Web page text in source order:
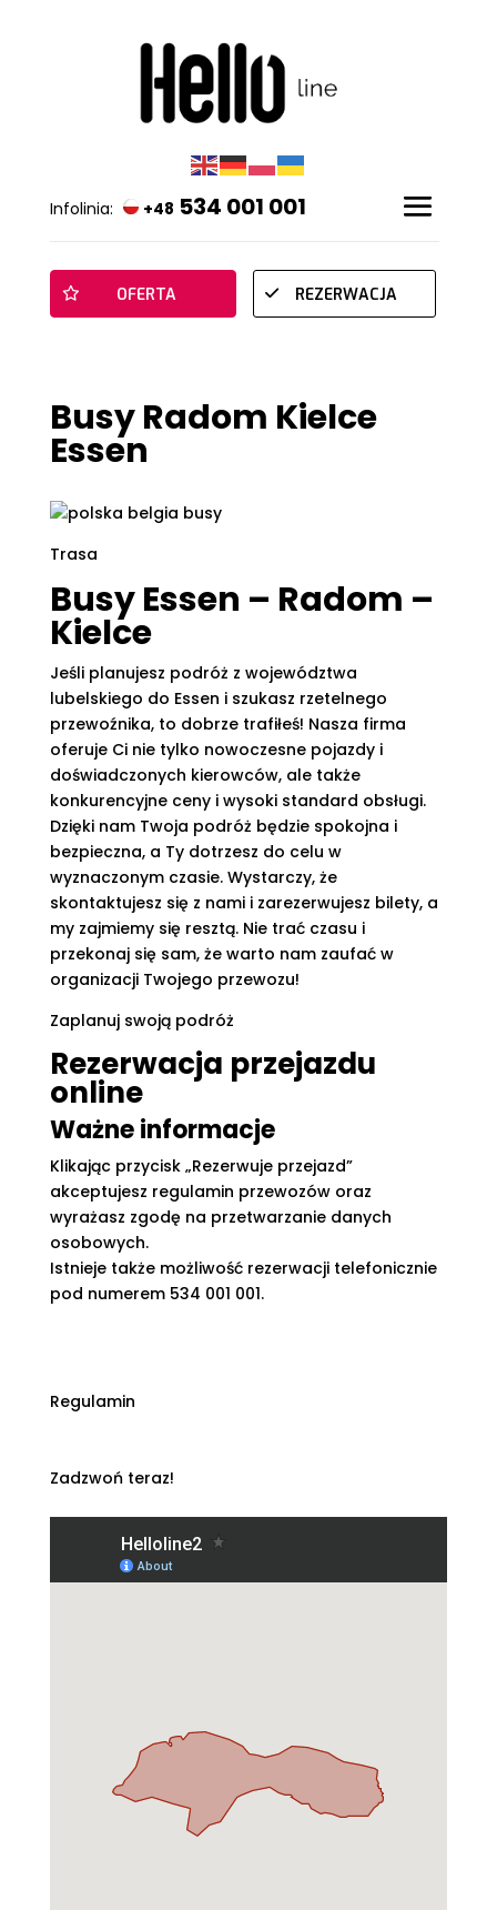
Infolinia: +48 534 001 001
OFERTA REZERWACJA
Busy Radom Kielce
Essen
Trasa
Busy Essen – Radom –
Kielce
Jeśli planujesz podróż z województwa
lubelskiego do Essen i szukasz rzetelnego
przewoźnika, to dobrze trafiłeś! Nasza firma
oferuje Ci nie tylko nowoczesne pojazdy i
doświadczonych kierowców, ale także
konkurencyjne ceny i wysoki standard obsługi.
Dzięki nam Twoja podróż będzie spokojna i
bezpieczna, a Ty dotrzesz do celu w
wyznaczonym czasie. Wystarczy, że
skontaktujesz się z nami i zarezerwujesz bilety, a
my zajmiemy się resztą. Nie trać czasu i
przekonaj się sam, że warto nam zaufać w
organizacji Twojego przewozu!
Zaplanuj swoją podróż
Rezerwacja przejazdu
online
Ważne informacje
Klikając przycisk „Rezerwuje przejazd”
akceptujesz regulamin przewozów oraz
wyrażasz zgodę na przetwarzanie danych
osobowych.
Istnieje także możliwość rezerwacji telefonicznie
pod numerem 534 001 001.
Regulamin
Zadzwoń teraz!